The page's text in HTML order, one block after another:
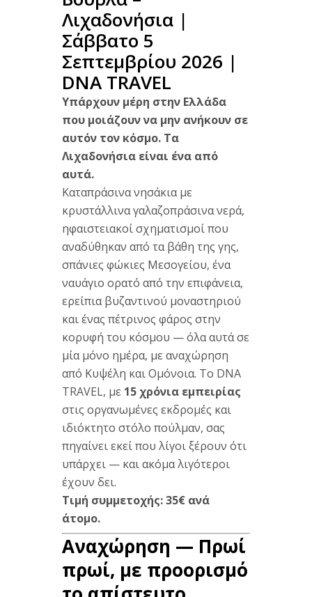
Λιχαδονήσια |
Σάββατο 5
Σεπτεμβρίου 2026 |
DNA TRAVEL
Υπάρχουν μέρη στην Ελλάδα
που μοιάζουν να μην ανήκουν σε
αυτόν τον κόσμο. Τα
Λιχαδονήσια είναι ένα από
αυτά.
Καταπράσινανησάκια με
κρυστάλλιναγαλαζοπράσινα νερά,
ηφαιστειακοίσχηματισμοί που
αναδύθηκαν από ταβάθη της γης,
σπάνιες φώκιες Μεσογείου, ένα
ναυάγιο ορατό από την επιφάνεια,
ερείπιαβυζαντινού μοναστηριού
καιένας πέτρινος φάρος στην
κορυφή του κόσμου — όλααυτά σε
μίαμόνο ημέρα, με αναχώρηση
από Κυψέλη καιΟμόνοια. Το DNA
TRAVEL, με 15 χρόνια εμπειρίας
στις οργανωμένες εκδρομές και
ιδιόκτητο στόλο πούλμαν, σας
πηγαίνει εκεί που λίγοι ξέρουν ότι
υπάρχει — καιακόμαλιγότεροι
έχουν δει.
Τιμή συμμετοχής: 35€ ανά
άτομο.
Αναχώρηση — Πρωί
πρωί, με προορισμό